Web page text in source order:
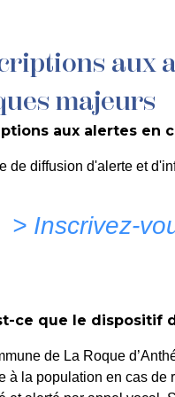
QUOTIDIEN
DE
aux
majeurs
aux alertes en
de diffusion d'alerte et
> Inscrivez-
ce que le dispositif
de La Roque
à la population en cas de